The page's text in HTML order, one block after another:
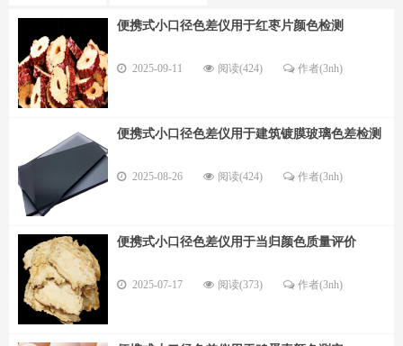
优势 色差仪型号
便携式小口径色差仪用于红枣片颜色检测
2025-09-11 阅读(424) 作者(3nh)
便携式小口径色差仪用于建筑镀膜玻璃色差检测
2025-08-26 阅读(424) 作者(3nh)
便携式小口径色差仪用于当归颜色质量评价
2025-07-17 阅读(373) 作者(3nh)